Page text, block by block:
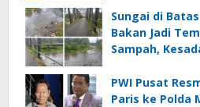
Sungai di
Bakan Jadi
Sampah,
PWI Pusat
Paris ke Polda